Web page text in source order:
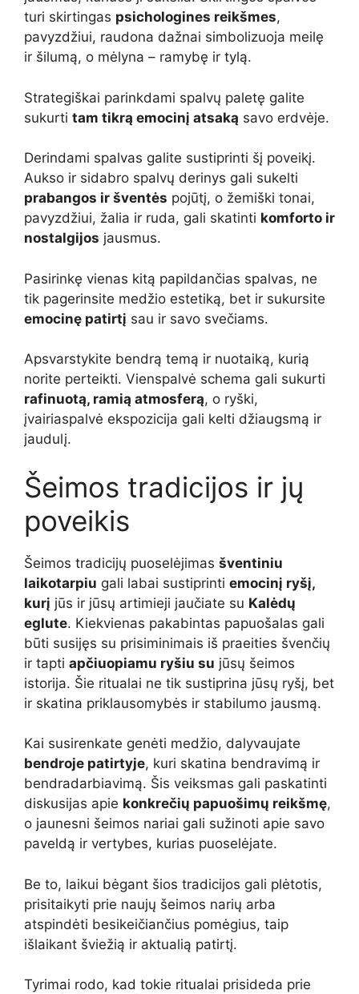
turi skirtingas psichologines reikšmes,
pavyzdžiui, raudona dažnai simbolizuoja meilę
ir šilumą, o mėlyna – ramybę ir tylą.
Strategiškai parinkdami spalvų paletę galite
sukurti tam tikrą emocinį atsaką savo erdvėje.
Derindami spalvas galite sustiprinti šį poveikį.
Aukso ir sidabro spalvų derinys gali sukelti
prabangos ir šventės pojūtį, o žemiški tonai,
pavyzdžiui, žalia ir ruda, gali skatinti komforto ir
nostalgijos jausmus.
Pasirinkę vienas kitą papildančias spalvas, ne
tik pagerinsite medžio estetiką, bet ir sukursite
emocinę patirtį sau ir savo svečiams.
Apsvarstykite bendrą temą ir nuotaiką, kurią
norite perteikti. Vienspalvė schema gali sukurti
rafinuotą, ramią atmosferą, o ryški,
įvairiaspalvė ekspozicija gali kelti džiaugsmą ir
jaudulį.
Šeimos tradicijos ir jų
poveikis
Šeimos tradicijų puoselėjimas šventiniu
laikotarpiu gali labai sustiprinti emocinį ryšį,
kurį jūs ir jūsų artimieji jaučiate su Kalėdų
eglute. Kiekvienas pakabintas papuošalas gali
būti susijęs su prisiminimais iš praeities švenčių
ir tapti apčiuopiamu ryšiu su jūsų šeimos
istorija. Šie ritualai ne tik sustiprina jūsų ryšį, bet
ir skatina priklausomybės ir stabilumo jausmą.
Kai susirenkate genėti medžio, dalyvaujate
bendroje patirtyje, kuri skatina bendravimą ir
bendradarbiavimą. Šis veiksmas gali paskatinti
diskusijas apie konkrečių papuošimų reikšmę,
o jaunesni šeimos nariai gali sužinoti apie savo
paveldą ir vertybes, kurias puoselėjate.
Be to, laikui bėgant šios tradicijos gali plėtotis,
prisitaikyti prie naujų šeimos narių arba
atspindėti besikeičiančius pomėgius, taip
išlaikant šviežią ir aktualią patirtį.
Tyrimai rodo, kad tokie ritualai prisideda prie